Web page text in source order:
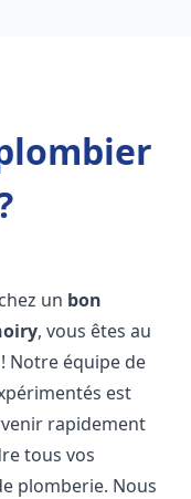
un bon
, vous êtes au
Notre équipe de
est
rapidement
tous vos
plomberie. Nous